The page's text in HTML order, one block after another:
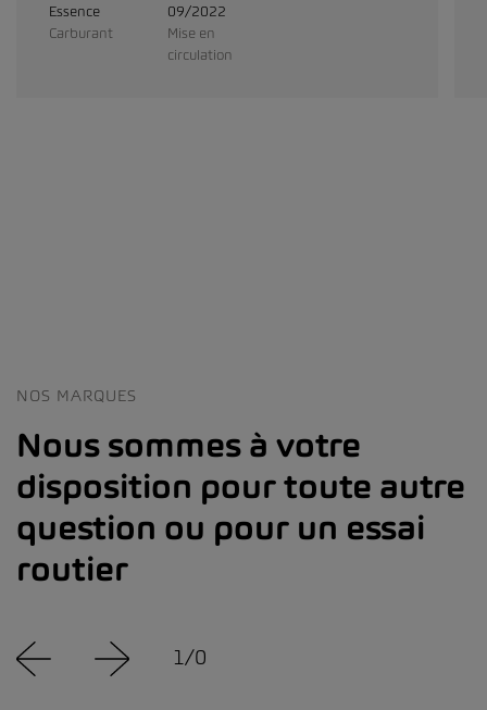
Essence
Carburant
09/2022
Mise en
circulation
NOS MARQUES
Nous sommes à votre
disposition pour toute autre
question ou pour un essai
routier
1/0